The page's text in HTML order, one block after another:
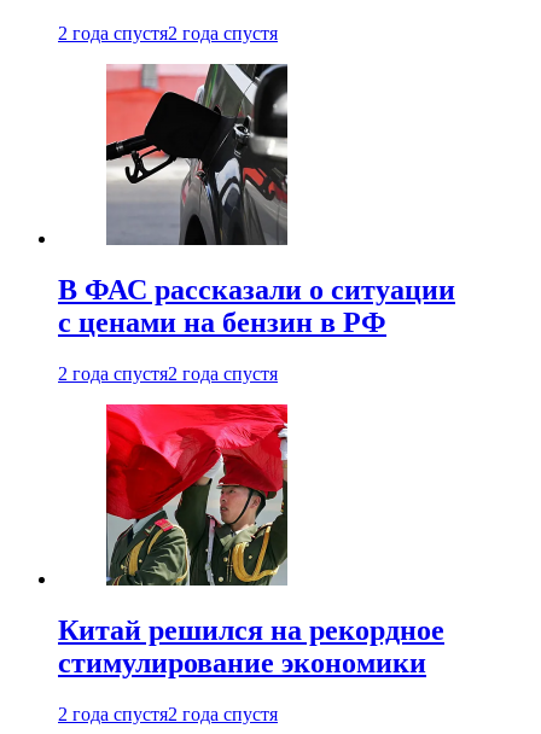
2 года спустя2 года спустя
В ФАС рассказали о ситуации
с ценами на бензин в РФ
2 года спустя2 года спустя
Китай решился на рекордное
стимулирование экономики
2 года спустя2 года спустя